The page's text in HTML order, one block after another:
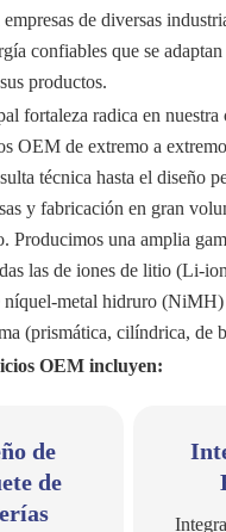
de diversas
confiables que se
productos.
fortaleza radica en nuestra
OEM de extremo a
técnica hasta el diseño
y fabricación en gran
Producimos una amplia
las de iones de litio (Li-
metal hidruro (NiMH)
(prismática, cilíndrica, de
OEM incluyen:
de
de